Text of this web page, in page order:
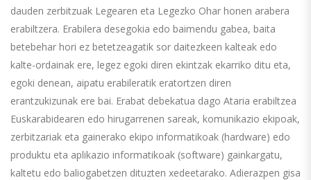
dauden zerbitzuak Legearen eta Legezko Ohar honen arabera
erabiltzera. Erabilera desegokia edo baimendu gabea, baita
betebehar hori ez betetzeagatik sor daitezkeen kalteak edo
kalte-ordainak ere, legez egoki diren ekintzak ekarriko ditu eta,
egoki denean, aipatu erabileratik eratortzen diren
erantzukizunak ere bai. Erabat debekatua dago Ataria erabiltzea
Euskarabidearen edo hirugarrenen sareak, komunikazio ekipoak,
zerbitzariak eta gainerako ekipo informatikoak (hardware) edo
produktu eta aplikazio informatikoak (software) gainkargatu,
kaltetu edo baliogabetzen dituzten xedeetarako. Adierazpen gisa